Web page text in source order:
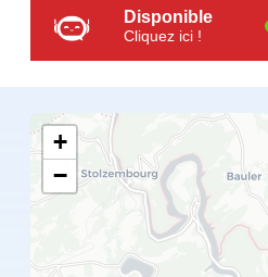
Disponible
Cliquez ici !
+
−